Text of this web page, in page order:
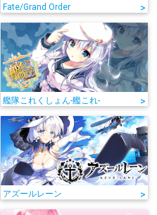
Fate/Grand Order >
艦隊これくしょん-艦これ- >
アズールレーン >